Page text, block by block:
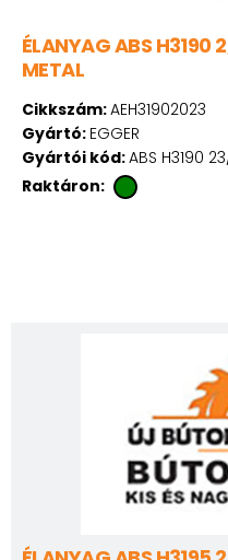
ÉLANYAG ABS H3190
METAL
Cikkszám:AEH31902023
Gyártó: EGGER
Gyártói kód:ABS H3190
Raktáron: